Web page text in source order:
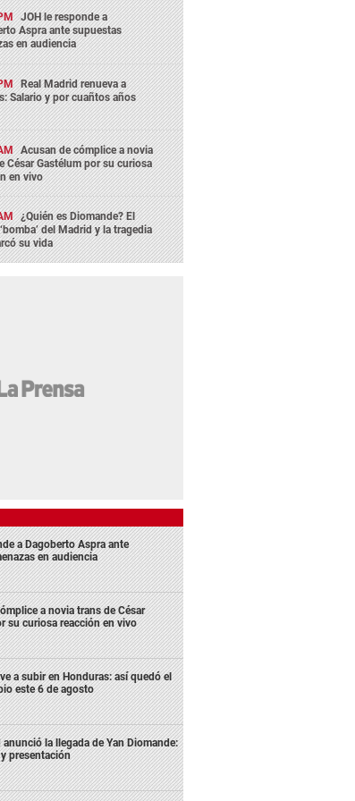
JOH le responde a
Aspra ante supuestas
en audiencia
Real Madrid renueva a
Salario y por cuañtos años
Acusan de cómplice a novia
César Gastélum por su curiosa
en vivo
¿Quién es Diomande? El
del Madrid y la tragedia
su vida
a Dagoberto Aspra ante
en audiencia
a novia trans de César
su curiosa reacción en vivo
a subir en Honduras: así quedó el
este 6 de agosto
anunció la llegada de Yan Diomande:
presentación